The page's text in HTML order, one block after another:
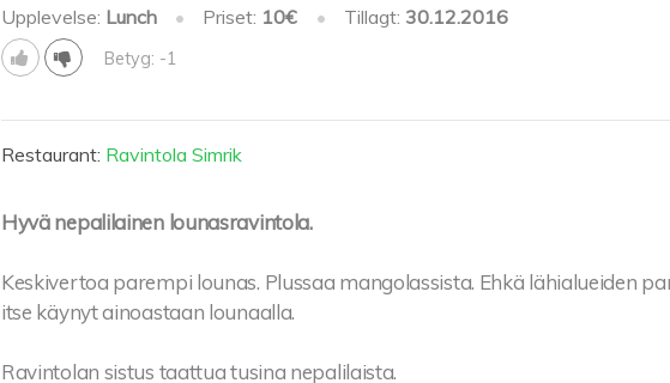
Upplevelse: Lunch • Priset: 10€ • Tillagt: 30.12.2016
Betyg: -1
Restaurant: Ravintola Simrik
Hyvä nepalilainen lounasravintola.
Keskivertoa parempi lounas. Plussaa mangolassista. Ehkä lähialueiden
itse käynyt ainoastaan lounaalla.
Ravintolan sistus taattua tusina nepalilaista.